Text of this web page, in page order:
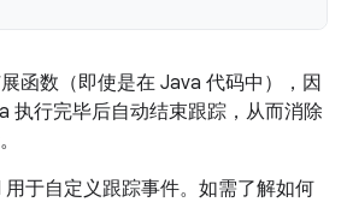
函数（即使是在 Java 代码中），因
执行完毕后自动结束跟踪，从而消除
用于自定义跟踪事件。如需了解如何